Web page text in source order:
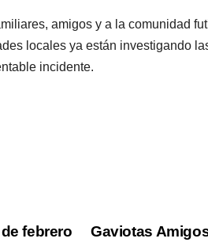
amigos y a la comunidad
locales ya están investigando
incidente.
Gaviotas
febrero